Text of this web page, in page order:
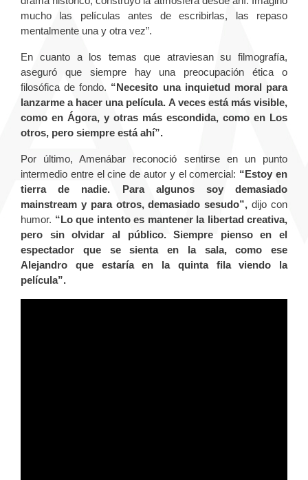
mucho las películas antes de escribirlas, las repaso
mentalmente una y otra vez”.
En cuanto a los temas que atraviesan su filmografía,
aseguró que siempre hay una preocupación ética o
filosófica de fondo. “Necesito una inquietud moral para
lanzarme a hacer una película. A veces está más visible,
como en Ágora, y otras más escondida, como en Los
otros, pero siempre está ahí”.
Por último, Amenábar reconoció sentirse en un punto
intermedio entre el cine de autor y el comercial: “Estoy en
tierra de nadie. Para algunos soy demasiado
mainstream y para otros, demasiado sesudo”,dijo con
humor. “Lo que intento es mantener la libertad creativa,
pero sin olvidar al público. Siempre pienso en el
espectador que se sienta en la sala, como ese
Alejandro que estaría en la quinta fila viendo la
película”.